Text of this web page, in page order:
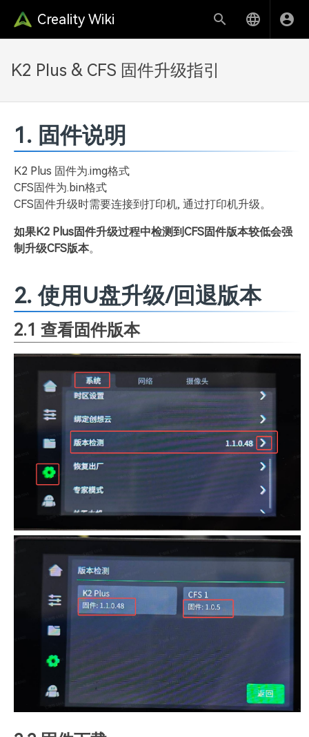
Creality Wiki
K2 Plus & CFS 固件升级指引
1. 固件说明
K2 Plus 固件为.img格式
CFS固件为.bin格式
CFS固件升级时需要连接到打印机, 通过打印机升级。
如果K2 Plus固件升级过程中检测到CFS固件版本较低会强
制升级CFS版本。
2. 使用U盘升级/回退版本
2.1 查看固件版本